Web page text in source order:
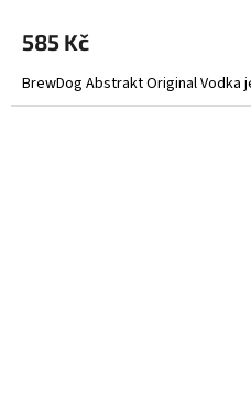
585 Kč
BrewDog Abstrakt Original Vodka